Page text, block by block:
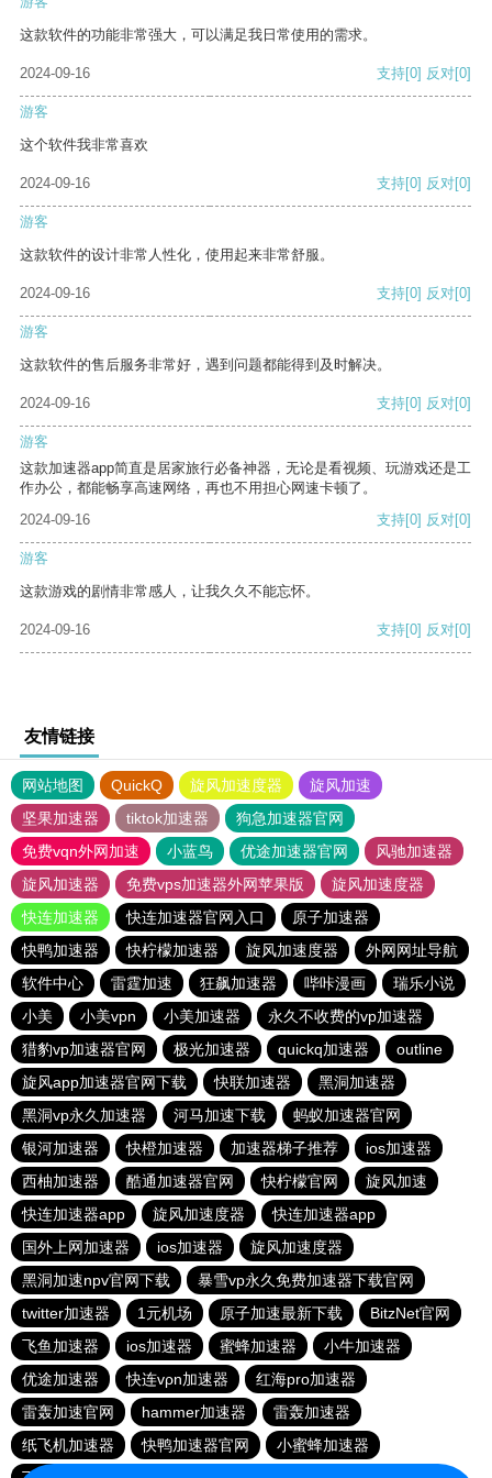
这款软件的功能非常强大，可以满足我日常使用的需求。
2024-09-16 支持[0] 反对[0]
游客
这个软件我非常喜欢
2024-09-16 支持[0] 反对[0]
游客
这款软件的设计非常人性化，使用起来非常舒服。
2024-09-16 支持[0] 反对[0]
游客
这款软件的售后服务非常好，遇到问题都能得到及时解决。
2024-09-16 支持[0] 反对[0]
游客
这款加速器app简直是居家旅行必备神器，无论是看视频、玩游戏还是工
作办公，都能畅享高速网络，再也不用担心网速卡顿了。
2024-09-16
支持[0] 反对[0]
游客
这款游戏的剧情非常感人，让我久久不能忘怀。
2024-09-16 支持[0] 反对[0]
友情链接
网站地图 QuickQ 旋风加速度器
旋风加速
坚果加速器
tiktok加速器
狗急加速器官网
免费vqn外网加速
小蓝鸟 优途加速器官网
风驰加速器
旋风加速器
免费vps加速器外网苹果版
旋风加速度器
快连加速器
快连加速器官网入口
原子加速器
快鸭加速器
快柠檬加速器 旋风加速度器
外网网址导航
软件中心
雷霆加速 狂飙加速器 哔咔漫画
瑞乐小说
小美
小美vpn 小美加速器
永久不收费的vp加速器
猎豹vp加速器官网
极光加速器 quickq加速器
outline
旋风app加速器官网下载
快联加速器
黑洞加速器
黑洞vp永久加速器
河马加速下载
蚂蚁加速器官网
银河加速器
快橙加速器 加速器梯子推荐
ios加速器
西柚加速器
酷通加速器官网 快柠檬官网
旋风加速
快连加速器app
旋风加速度器
快连加速器app
国外上网加速器
ios加速器
旋风加速度器
黑洞加速npv官网下载
暴雪vp永久免费加速器下载官网
twitter加速器
1元机场 原子加速最新下载
BitzNet官网
飞鱼加速器
ios加速器 蜜蜂加速器
小牛加速器
优途加速器
快连vρn加速器
红海pro加速器
雷轰加速官网
hammer加速器
雷轰加速器
纸飞机加速器
快鸭加速器官网
小蜜蜂加速器